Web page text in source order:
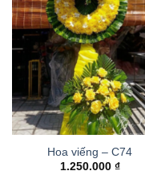
Hoa viếng – C74
1.250.000 ₫